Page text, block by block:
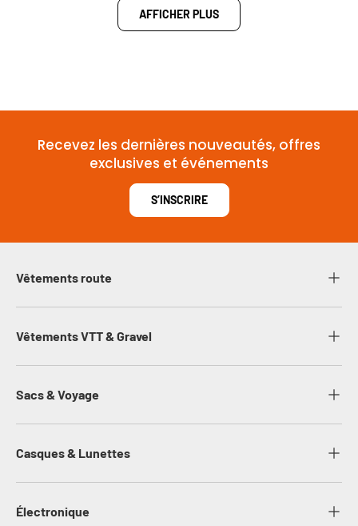
AFFICHER PLUS
Recevez les dernières nouveautés, offres
exclusives et événements
S’INSCRIRE
Vêtements route
Vêtements VTT & Gravel
Sacs & Voyage
Casques & Lunettes
Électronique